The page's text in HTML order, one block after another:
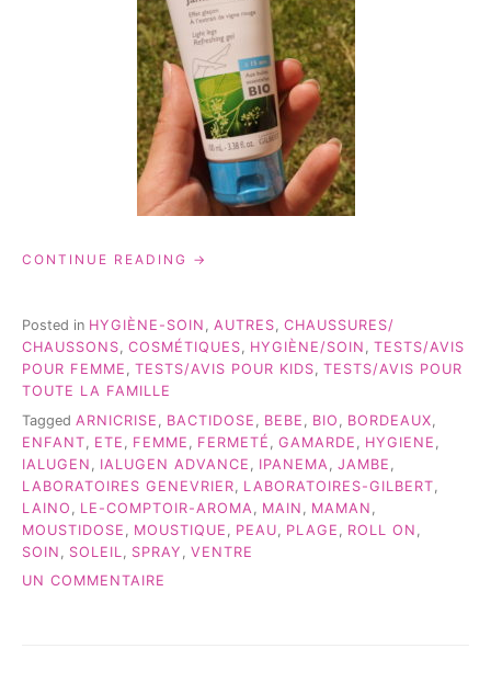
CONTINUE READING « MES
CET
ÉTÉ! »
Posted in HYGIÈNE-SOIN , AUTRES, CHAUSSURES/
CHAUSSONS, COSMÉTIQUES, HYGIÈNE/SOIN , TESTS/AVIS
POUR FEMME , TESTS/AVIS POUR KIDS, TESTS/AVIS POUR
TOUTE LA FAMILLE
Tagged ARNICRISE BACTIDOSE BEBE BIO BORDEAUX
ENFANT
ETE FEMME FERMETÉ GAMARDE HYGIENE
IALUGEN
IALUGEN ADVANCE IPANEMA JAMBE
LABORATOIRES GENEVRIER
LABORATOIRES-GILBERT
LAINO
LE-COMPTOIR-AROMA MAIN MAMAN
MOUSTIDOSE
MOUSTIQUE PEAU PLAGE ROLL ON
SOIN
SOLEIL SPRAY
VENTRE
UN COMMENTAIRE